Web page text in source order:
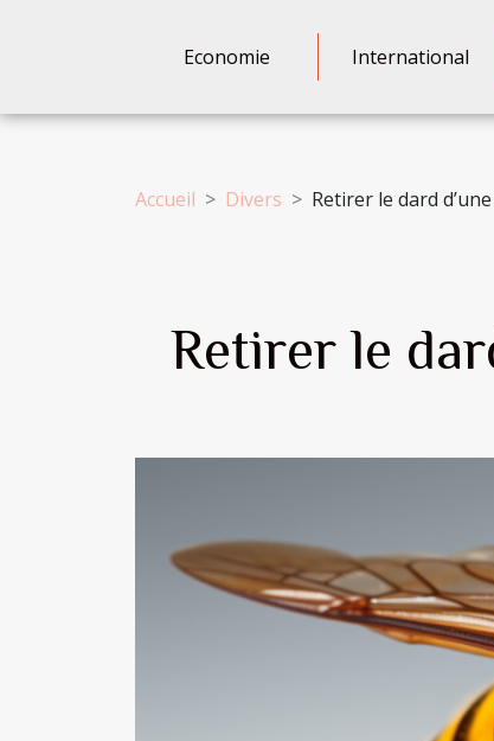
Economie International
Accueil Divers Retirer le dard
Retirer le